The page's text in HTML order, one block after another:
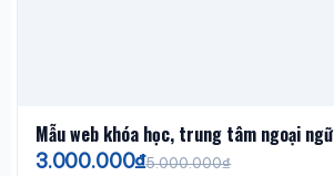
Mẫu web khóa học, trung tâm ngoại ngữ
3.000.000₫5.000.000₫